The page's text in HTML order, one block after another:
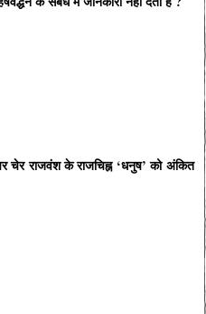
चेर राजवंश के राजचिह्न ‘धनुष’ को अंकित